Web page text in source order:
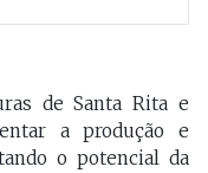
de Santa Rita e
a produção e
o potencial da